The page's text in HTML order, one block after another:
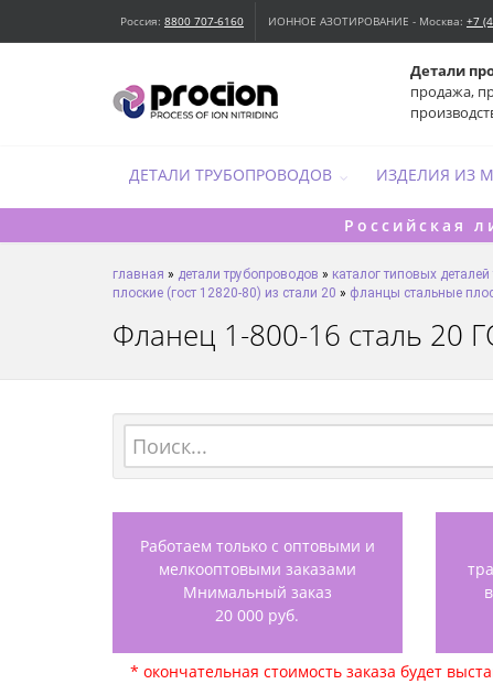
Россия: 8800 707-6160 ИОННОЕ АЗОТИРОВАНИЕ - Москва: +7
Детали
продажа,
ДЕТАЛИ ТРУБОПРОВОДОВ ИЗДЕЛИЯ ИЗ
Российская
главная » детали трубопроводов » каталог типовых
плоские (гост 12820-80) из стали 20 » фланцы стальные
Фланец 1-800-16 сталь 20
Работаем только с оптовыми и
мелкооптовыми заказами
Мнимальный заказ
20 000 руб.
* окончательная стоимость заказа будет